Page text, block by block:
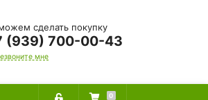
сделать покупку
(939) 700-00-43
мне
0